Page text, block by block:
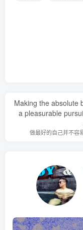
Making the absolute
a pleasurable
做最好的自己并不容